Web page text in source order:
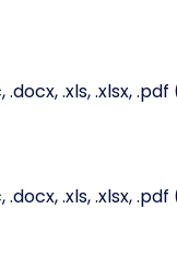
.xls, .xlsx,
.xls, .xlsx,